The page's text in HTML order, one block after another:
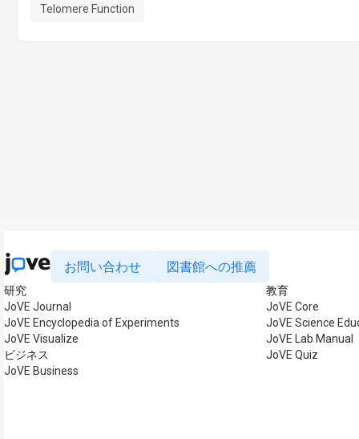
Telomere Function
お問い合わせ 図書館への推薦
研究
JoVE Journal
JoVE Encyclopedia of Experiments
JoVE Visualize
ビジネス
JoVE Business
教育
JoVE Core
JoVE Science
JoVE Lab Manual
JoVE Quiz